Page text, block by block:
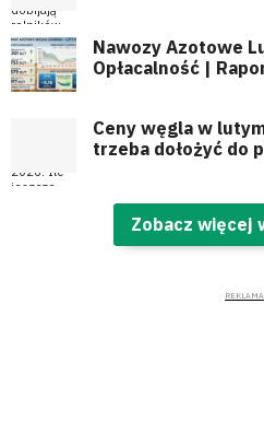
Nawozy Azotowe
Opłacalność |
Ceny węgla w
trzeba dołożyć do
Zobacz więcej